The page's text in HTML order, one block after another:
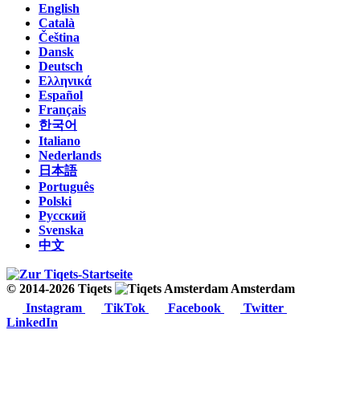
English
Català
Čeština
Dansk
Deutsch
Ελληνικά
Español
Français
한국어
Italiano
Nederlands
日本語
Português
Polski
Русский
Svenska
中文
© 2014-2026 Tiqets
Amsterdam
Instagram
TikTok Facebook
Twitter
LinkedIn